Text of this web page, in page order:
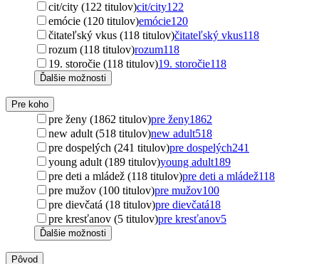
cit/city (122 titulov)cit/city122
emócie (120 titulov)emócie120
čitateľský vkus (118 titulov)čitateľský vkus118
rozum (118 titulov)rozum118
19. storočie (118 titulov)19. storočie118
Ďalšie možnosti
Pre koho
pre ženy (1862 titulov)pre ženy1862
new adult (518 titulov)new adult518
pre dospelých (241 titulov)pre dospelých241
young adult (189 titulov)young adult189
pre deti a mládež (118 titulov)pre deti a mládež118
pre mužov (100 titulov)pre mužov100
pre dievčatá (18 titulov)pre dievčatá18
pre kresťanov (5 titulov)pre kresťanov5
Ďalšie možnosti
Pôvod